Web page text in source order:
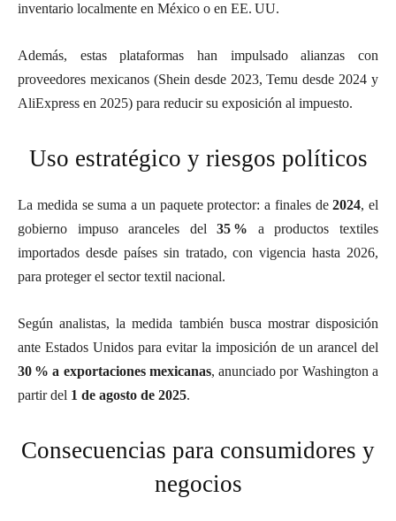
inventario localmente en México o en EE. UU.
Además, estas plataformas han impulsado alianzas con
proveedores mexicanos (Shein desde 2023, Temu desde 2024 y
AliExpress en 2025) para reducir su exposición al impuesto.
Uso estratégico y riesgos políticos
La medida se suma a un paquete protector: a finales de2024, el
gobierno impuso aranceles del35 % a productos textiles
importados desde países sin tratado, con vigencia hasta 2026,
para proteger el sector textil nacional.
Según analistas, la medida también busca mostrar disposición
ante Estados Unidos para evitar la imposición de un arancel del
30 % a exportaciones mexicanas, anunciado por Washington a
partir del 1 de agosto de 2025.
Consecuencias para consumidores y
negocios